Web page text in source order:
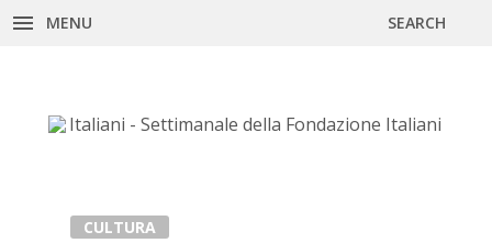
MENU SEARCH
CULTURA